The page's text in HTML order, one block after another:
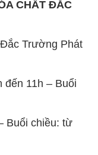
CHẤT ĐẮC
Trường Phát
11h – Buổi
Buổi chiều: từ